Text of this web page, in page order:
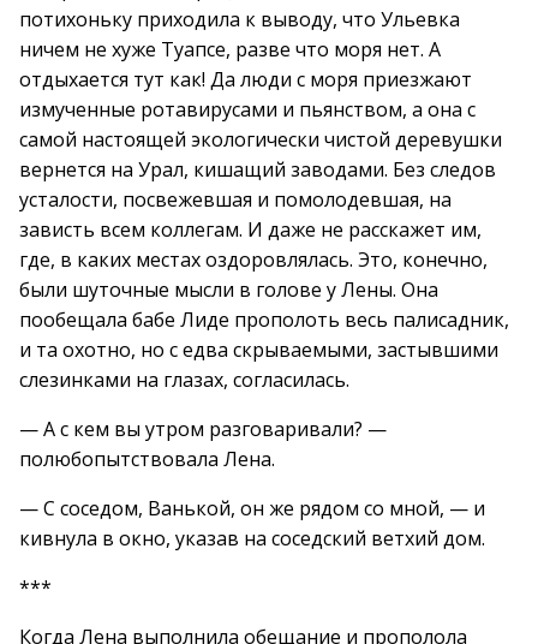
потихоньку приходила к выводу, что Ульевка
ничем не хуже Туапсе, разве что моря нет. А
отдыхается тут как! Да люди с моря приезжают
измученные ротавирусами и пьянством, а она с
самой настоящей экологически чистой деревушки
вернется на Урал, кишащий заводами. Без следов
усталости, посвежевшая и помолодевшая, на
зависть всем коллегам. И даже не расскажет им,
где, в каких местах оздоровлялась. Это, конечно,
были шуточные мысли в голове у Лены. Она
пообещала бабе Лиде прополоть весь палисадник,
и та охотно, но с едва скрываемыми, застывшими
слезинками на глазах, согласилась.
— А с кем вы утром разговаривали? —
полюбопытствовала Лена.
— С соседом, Ванькой, он же рядом со мной, — и
кивнула в окно, указав на соседский ветхий дом.
***
Когда Лена выполнила обещание и прополола